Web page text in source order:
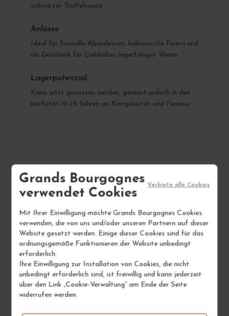
Grands Bourgognes
verwendet Cookies
Mit Ihrer Einwilligung möchte Grands Bourgognes Cookies
verwenden, die von uns und/oder unseren Partnern auf dieser
Website gesetzt werden. Einige dieser Cookies sind für das
ordnungsgemäße Funktionieren der Website unbedingt
erforderlich.
Ihre Einwilligung zur Installation von Cookies, die nicht
unbedingt erforderlich sind, ist freiwillig und kann jederzeit
über den Link „Cookie-Verwaltung“ am Ende der Seite
widerrufen werden.
Verbiete alle Cookies
schwarzer Trüffelsauce.
Anlässe
Ideal für formelle Abendessen, kulinarische Feiern und
als Geschenk für Liebhaber lagerfähiger Weine.
Lagerpotenzial
Kann jetzt genossen werden, gewinnt jedoch in den
nächsten 10-15 Jahren an Komplexität und Finesse.
IHR NÄCHSTER FAVORIT